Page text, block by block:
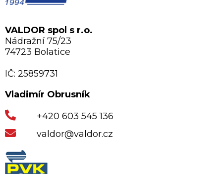
VALDOR spol s r.o.
Nádražní 75/23
74723 Bolatice
IČ: 25859731
Vladimír Obrusník
+420 603 545 136
valdor@valdor.cz